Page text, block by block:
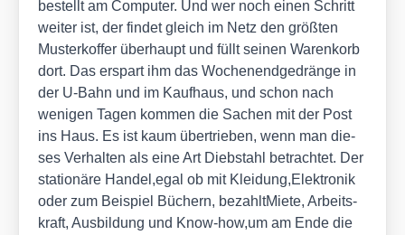
bestellt am Com­pu­ter. Und wer noch einen Schritt
wei­ter ist, der fin­det gleich im Netz den größ­ten
Mus­ter­kof­fer über­haupt und füllt sei­nen Waren­korb
dort. Das erspart ihm das Wochen­end­ge­drän­ge in
der U‑Bahn und im Kauf­haus, und schon nach
weni­gen Tagen kom­men die Sachen mit der Post
ins Haus. Es ist kaum über­trie­ben, wenn man die­
ses Ver­hal­ten als eine Art Dieb­stahl betrach­tet. Der
sta­tio­nä­re Handel,egal ob mit Kleidung,Elektronik
oder zum Bei­spiel Büchern, bezahlt­Mie­te, Arbeits­
kraft, Aus­bil­dung und Know-how,um am Ende die